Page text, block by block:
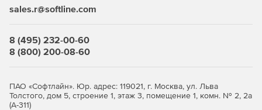
Кому подходит межсетевой экран ИКС ФСТЭК?
класса защищенности включительно.
Значимые объекты критической информационной
sales.r@softline.com
8 (495) 232-00-60
8 (800) 200-08-60
ПАО «Софтлайн». Юр. адрес: 119021, г. Москва, ул. Льва
Толстого, дом 5, строение 1, этаж 3, помещение 1, комн. № 2, 2а
(А-311)